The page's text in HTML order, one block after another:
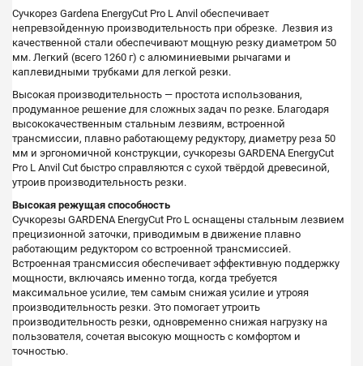
Сучкорез Gardena EnergyCut Pro L Anvil обеспечивает
непревзойденную производительность при обрезке. Лезвия из
качественной стали обеспечивают мощную резку диаметром 50
мм. Легкий (всего 1260 г) с алюминиевыми рычагами и
каплевидными трубками для легкой резки.
Высокая производительность — простота использования,
продуманное решение для сложных задач по резке. Благодаря
высококачественным стальным лезвиям, встроенной
трансмиссии, плавно работающему редуктору, диаметру реза 50
мм и эргономичной конструкции, сучкорезы GARDENA EnergyCut
Pro L Anvil Cut быстро справляются с сухой твёрдой древесиной,
утроив производительность резки.
Высокая режущая способность
Сучкорезы GARDENA EnergyCut Pro L оснащены стальным лезвием
прецизионной заточки, приводимым в движение плавно
работающим редуктором со встроенной трансмиссией.
Встроенная трансмиссия обеспечивает эффективную поддержку
мощности, включаясь именно тогда, когда требуется
максимальное усилие, тем самым снижая усилие и утрояя
производительность резки. Это помогает утроить
производительность резки, одновременно снижая нагрузку на
пользователя, сочетая высокую мощность с комфортом и
точностью.